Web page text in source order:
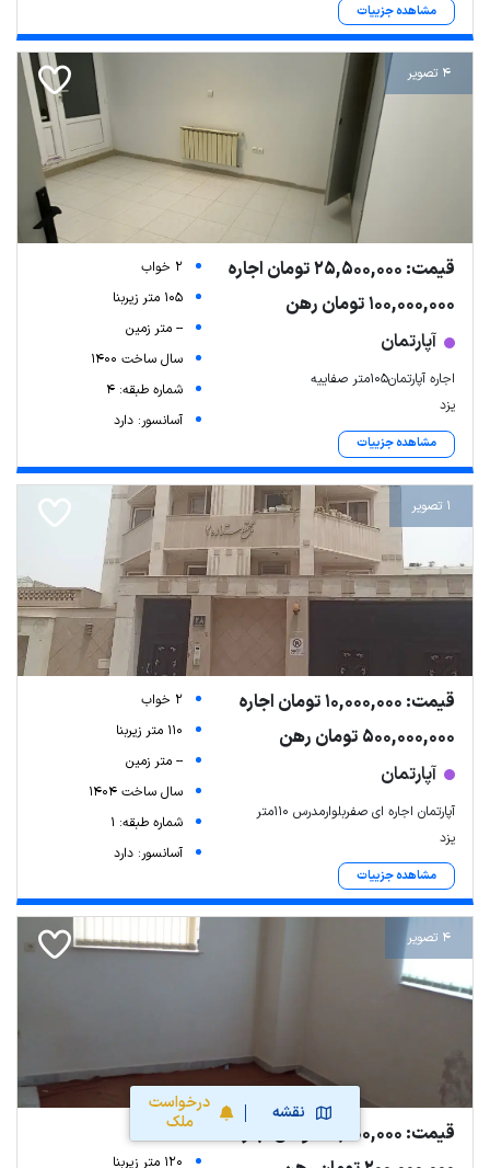
نقشه
درخواست
ملک
مشاهده جزییات
4 تصویر
قیمت: 25,500,000 تومان اجاره
100,000,000 تومان رهن
آپارتمان
اجاره آپارتمان۱۰۵متر صفاییه
یزد
مشاهده جزییات
2 خواب
105 متر زیربنا
-- متر زمین
سال ساخت 1400
شماره طبقه: 4
آسانسور: دارد
1 تصویر
قیمت: 10,000,000 تومان اجاره
500,000,000 تومان رهن
آپارتمان
آپارتمان اجاره ای صفربلوارمدرس ۱۱۰متر
یزد
مشاهده جزییات
2 خواب
110 متر زیربنا
-- متر زمین
سال ساخت 1404
شماره طبقه: 1
آسانسور: دارد
4 تصویر
قیمت: 20,000,000 تومان اجاره
3 خواب
120 متر زیربنا